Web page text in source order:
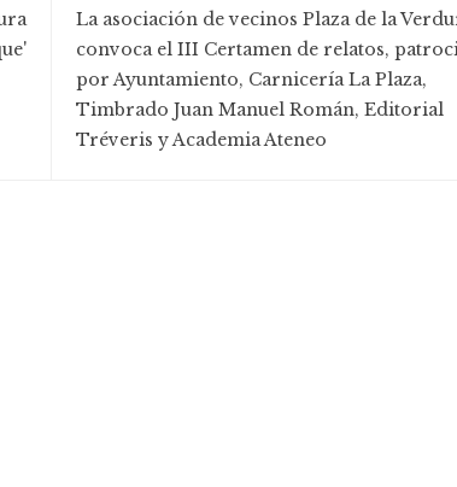
La asociación de vecinos Plaza de la
convoca el III Certamen de relatos,
por Ayuntamiento, Carnicería La Plaza,
Timbrado Juan Manuel Román, Editorial
Tréveris y Academia Ateneo